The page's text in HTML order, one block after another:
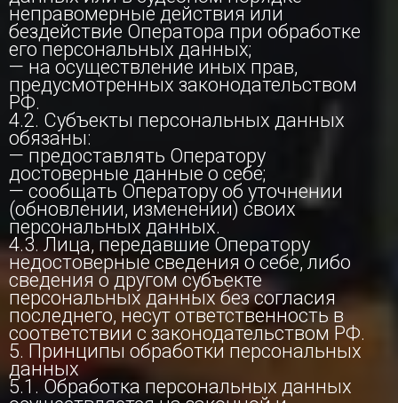
неправомерные действия или
бездействие Оператора при обработке
его персональных данных;
— на осуществление иных прав,
предусмотренных законодательством
РФ.
4.2. Субъекты персональных данных
обязаны:
— предоставлять Оператору
достоверные данные о себе;
— сообщать Оператору об уточнении
(обновлении, изменении) своих
персональных данных.
4.3. Лица, передавшие Оператору
недостоверные сведения о себе, либо
сведения о другом субъекте
персональных данных без согласия
последнего, несут ответственность в
соответствии с законодательством РФ.
5. Принципы обработки персональных
данных
5.1. Обработка персональных данных